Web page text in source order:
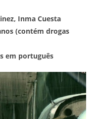
Inma Cuesta
(contém drogas
em português